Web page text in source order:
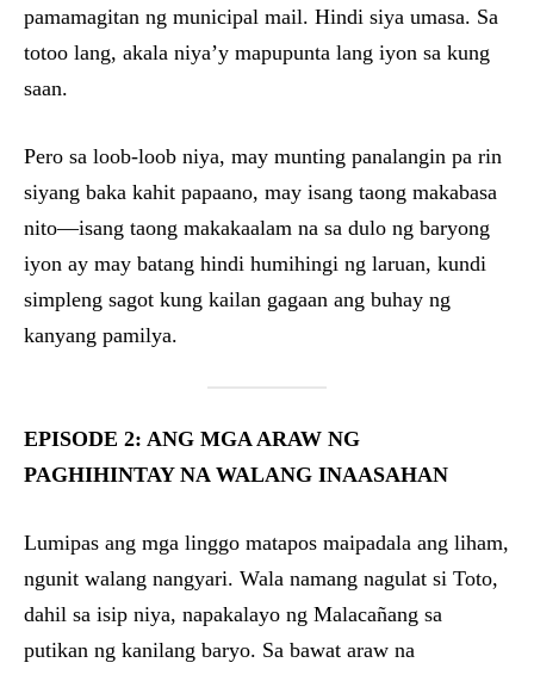
pamamagitan ng municipal mail. Hindi siya umasa. Sa
totoo lang, akala niya’y mapupunta lang iyon sa kung
saan.
Pero sa loob-loob niya, may munting panalangin pa rin
siyang baka kahit papaano, may isang taong makabasa
nito—isang taong makakaalam na sa dulo ng baryong
iyon ay may batang hindi humihingi ng laruan, kundi
simpleng sagot kung kailan gagaan ang buhay ng
kanyang pamilya.
EPISODE 2: ANG MGA ARAW NG
PAGHIHINTAY NA WALANG INAASAHAN
Lumipas ang mga linggo matapos maipadala ang liham,
ngunit walang nangyari. Wala namang nagulat si Toto,
dahil sa isip niya, napakalayo ng Malacañang sa
putikan ng kanilang baryo. Sa bawat araw na